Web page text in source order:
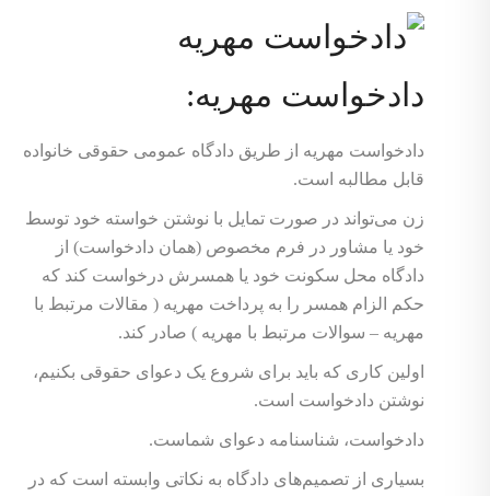
دادخواست مهریه:
دادخواست مهریه از طریق دادگاه عمومی حقوقی خانواده
قابل مطالبه است.
زن می‌تواند در صورت تمایل با نوشتن خواسته خود توسط
خود یا مشاور در فرم مخصوص (همان دادخواست) از
دادگاه محل سکونت خود یا همسرش درخواست کند که
حکم الزام همسر را به پرداخت مهریه ( مقالات مرتبط با
مهریه – سوالات مرتبط با مهریه ) صادر کند.
اولین کاری که باید برای شروع یک دعوای حقوقی بکنیم،
نوشتن دادخواست است.
دادخواست، شناسنامه دعوای شماست.
بسیاری از تصمیم‌های دادگاه به نکاتی وابسته است که در